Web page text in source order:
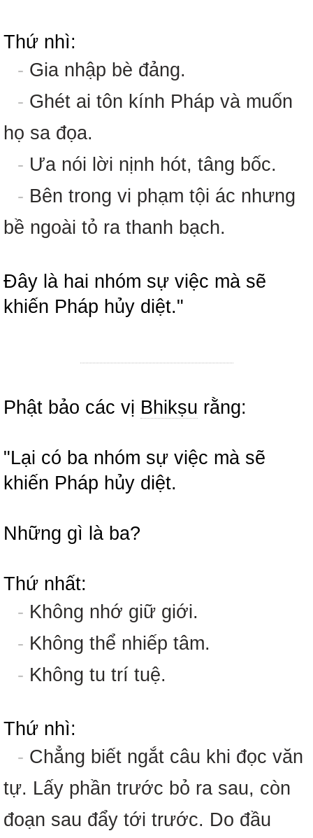
Thứ nhì:
- Gia nhập bè đảng.
- Ghét ai tôn kính Pháp và muốn
họ sa đọa.
- Ưa nói lời nịnh hót, tâng bốc.
- Bên trong vi phạm tội ác nhưng
bề ngoài tỏ ra thanh bạch.
Đây là hai nhóm sự việc mà sẽ
khiến Pháp hủy diệt."
Phật bảo các vị Bhikṣu rằng:
"Lại có ba nhóm sự việc mà sẽ
khiến Pháp hủy diệt.
Những gì là ba?
Thứ nhất:
- Không nhớ giữ giới.
- Không thể nhiếp tâm.
- Không tu trí tuệ.
Thứ nhì:
- Chẳng biết ngắt câu khi đọc văn
tự. Lấy phần trước bỏ ra sau, còn
đoạn sau đẩy tới trước. Do đầu